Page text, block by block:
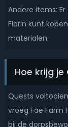
Andere items:
Florin kunt
materialen.
Hoe krijg je
Quests
vroeg Fae Farm
bij de